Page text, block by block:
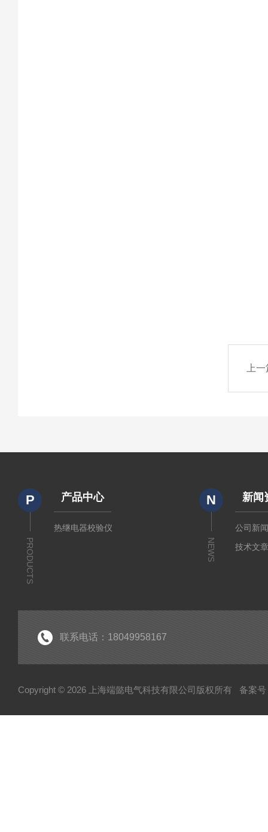
上
P
PRODUCTS
产品中心
热继电器校验仪
N
NEWS
新闻
公司新
技术文
联系电话：18049958167
Copyright © 2026 上海端懿电气科技有限公司版权所有 备案号